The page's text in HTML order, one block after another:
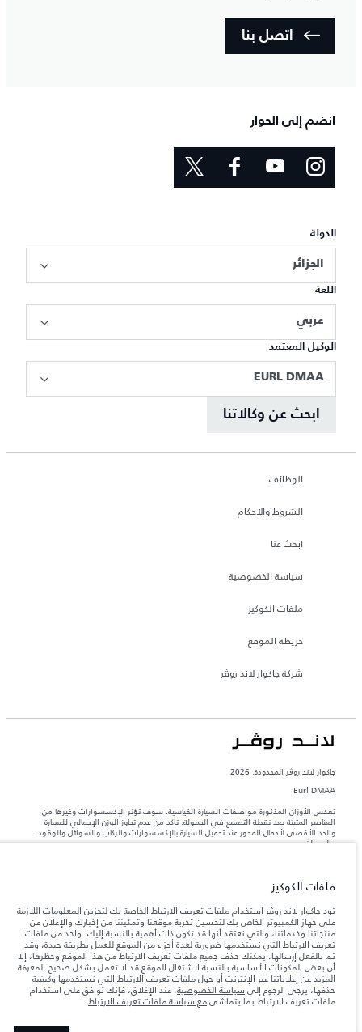
اتصل بنا
انضم إلى الحوار
الدولة
الجزائر
اللغة
عربي
الوكيل المعتمد
EURL DMAA
ابحث عن وكالاتنا
الوظائف
الشروط والأحكام
ابحث عنا
سياسة الخصوصية
ملفات الكوكيز
خريطة الموقع
شركة جاكوار لاند روڤر
جاكوار لاند روڨر المحدودة: 2026
Eurl DMAA
تعكس الأوزان المذكورة مواصفات السيارة القياسية. سوف تؤثر الإكسسوارات وغيرها من
العناصر المثبتة بعد نقطة التصنيع في الحمولة. تأكد من عدم تجاوز الوزن الإجمالي للسيارة
والحد الأقصى لأحمال المحور عند تحميل السيارة بالإكسسوارات والركاب والسوائل والوقود
والحمولة.
المعلومات والمواصفات والأسعار والألوان المذكورة على هذا الموقع قد تختلف من بلد إلى
آخر، كما أنّها قد تتغير بدون إشعار مسبق. الرجاء التواصل مع وكيلنا المحلي للتأكد من توفّرها
ملاحظة مهمة حول الصور والمواصفات.إن النقص العالمي في أشباه الموصلات يؤثر حاليًا
في مواصفات تصميم السيارات وتوفر الخيارات وتوقيتات التصاميم. هذا ظرف ديناميكي
للغاية، ونتيجة لذلك، قد لا تمثّل الصور المستخدَمة ضمن موقع الويب حاليًا المواصفات الحالية
بالكامل بالنسبة إلى الميزات والخيارات والحلية ومجموعات الألوان. يرجى استشارة وكيلك الذي
سيتمكّن من تأكيد أي تقييدات حالية معك للسماح لك باتخاذ قرار مدروس
الأرقام المقدمة هي نتيجة لاختبارات المصنع الرسمية وفقاً لتشريعات الاتحاد الأوروبي. قد
يتباين استهلك الوقود الفعلي للمركبة عن ذلك المتحقق في تلك الاختبارات كما أن هذه
الأرقام بغرض المقارنة فحسب.‎‎‎
ملفات الكوكيز
تود جاكوار لاند روڤر استخدام ملفات تعريف الارتباط الخاصة بك لتخزين المعلومات اللازمة
على جهاز الكمبيوتر الخاص بك لتحسين تجربة موقعنا وتمكيننا من إخبارك والإعلان عن
منتجاتنا وخدماتنا، والتي نعتقد أنها قد تكون ذات أهمية بالنسبة إليك. واحد من ملفات
تعريف الارتباط التي نستخدمها ضرورية لعدة أجزاء من الموقع للعمل بطريقة جيدة، وقد
تم بالفعل إرسالها. يمكنك حذف جميع ملفات تعريف الارتباط من هذا الموقع وحظرها، إلا
أن بعض المكونات الأساسية بالنسبة لاشتغال الموقع قد لا تعمل بشكل صحيح. لمعرفة
المزيد عن إعلاناتنا عبر الإنترنت أو حول ملفات تعريف الارتباط التي نستخدمها وكيفية
حذفها، يرجى الرجوع إلى سياسة الخصوصية. عند الإغلاق، فإنك توافق على استخدام
ملفات تعريف الارتباط بما يتماشىمع سياسة ملفات تعريف الارتباط.